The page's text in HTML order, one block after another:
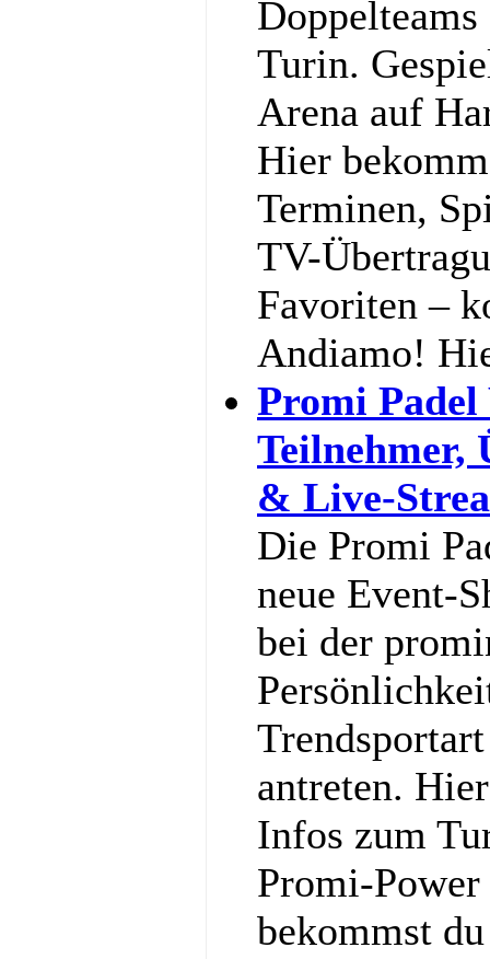
Doppelteams
Turin.
Arena auf
Hier
Terminen,
TV-
Favoriten –
Andiamo!
Promi
Teilnehmer,
& Live-
Die Promi
neue Event-
bei der
antreten.
Infos zum
Promi-
bekommst